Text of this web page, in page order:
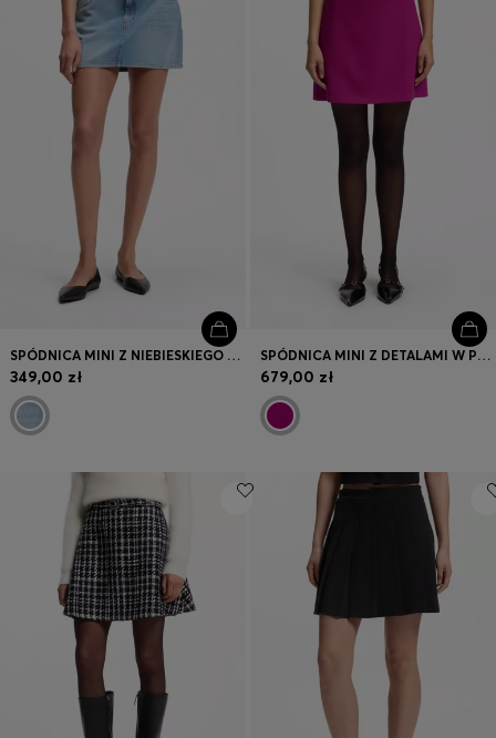
SPÓDNICA MINI Z NIEBIESKIEGO DENIMU Z PIĘCIOMA KIESZENIAMI
349,00 zł
SPÓDNICA MINI Z DETALAMI W POSTACI KIESZENI
679,00 zł